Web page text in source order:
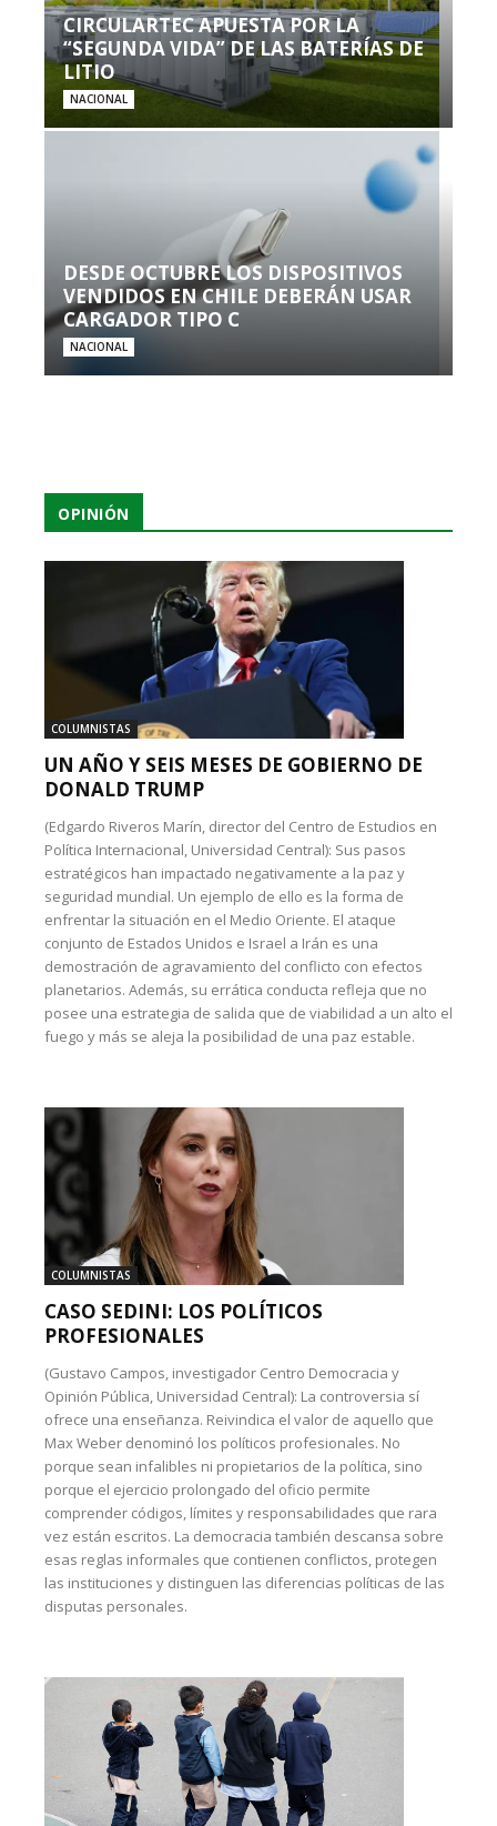
CIRCULARTEC APUESTA POR LA
“SEGUNDA VIDA” DE LAS BATERÍAS DE
LITIO
NACIONAL
DESDE OCTUBRE LOS DISPOSITIVOS
VENDIDOS EN CHILE DEBERÁN USAR
CARGADOR TIPO C
NACIONAL
OPINIÓN
COLUMNISTAS
UN AÑO Y SEIS MESES DE GOBIERNO DE
DONALD TRUMP
(Edgardo Riveros Marín, director del Centro de Estudios en
Política Internacional, Universidad Central): Sus pasos
estratégicos han impactado negativamente a la paz y
seguridad mundial. Un ejemplo de ello es la forma de
enfrentar la situación en el Medio Oriente. El ataque
conjunto de Estados Unidos e Israel a Irán es una
demostración de agravamiento del conflicto con efectos
planetarios. Además, su errática conducta refleja que no
posee una estrategia de salida que de viabilidad a un alto el
fuego y más se aleja la posibilidad de una paz estable.
COLUMNISTAS
CASO SEDINI: LOS POLÍTICOS
PROFESIONALES
(Gustavo Campos, investigador Centro Democracia y
Opinión Pública, Universidad Central): La controversia sí
ofrece una enseñanza. Reivindica el valor de aquello que
Max Weber denominó los políticos profesionales. No
porque sean infalibles ni propietarios de la política, sino
porque el ejercicio prolongado del oficio permite
comprender códigos, límites y responsabilidades que rara
vez están escritos. La democracia también descansa sobre
esas reglas informales que contienen conflictos, protegen
las instituciones y distinguen las diferencias políticas de las
disputas personales.